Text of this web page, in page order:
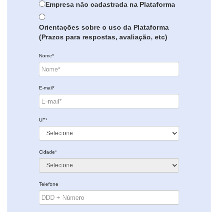
Empresa não cadastrada na Plataforma
Orientações sobre o uso da Plataforma
(Prazos para respostas, avaliação, etc)
Nome*
E-mail*
UF*
Cidade*
Telefone